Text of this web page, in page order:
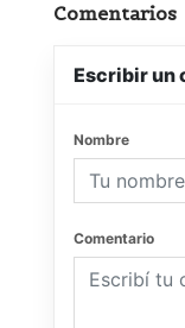
Comentarios
Escribir un
Nombre
Comentario